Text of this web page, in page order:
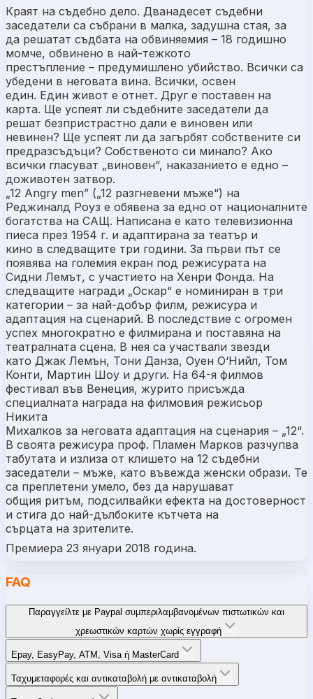
Краят на съдебно дело. Дванадесет съдебни
заседатели са събрани в малка, задушна стая, за
да решатат съдбата на обвиняемия – 18 годишно
момче, обвинено в най-тежкото
престъпление – предумишлено убийство. Всички са
убедени в неговата вина. Всички, освен
един. Един живот е отнет. Друг е поставен на
карта. Ще успеят ли съдебните заседатели да
решат безпристрастно дали е виновен или
невинен? Ще успеят ли да загърбят собствените си
предразсъдъци? Собственото си минало? Ако
всички гласуват „виновен“, наказанието е едно –
доживотен затвор.
„12 Angry men” („12 разгневени мъже“) на
Реджиналд Роуз е обявена за едно от националните
богатства на САЩ. Написана е като телевизионна
пиеса през 1954 г. и адаптирана за театър и
кино в следващите три години. За първи път се
появява на големия екран под режисурата на
Сидни Лемът, с участието на Хенри Фонда. На
следващите награди „Оскар“ е номиниран в три
категории – за най-добър филм, режисура и
адаптация на сценарий. В последствие с огромен
успех многократно е филмирана и поставяна на
театралната сцена. В нея са участвали звезди
като Джак Лемън, Тони Данза, Оуен О‘Нийл, Том
Конти, Мартин Шоу и други. На 64-я филмов
фестивал във Венеция, журито присъжда
специалната награда на филмовия режисьор
Никита
Михалков за неговата адаптация на сценария – „12“.
В своята режисура проф. Пламен Марков разчупва
табутата и излиза от клишето на 12 съдебни
заседатели – мъже, като въвежда женски образи. Те
са преплетени умело, без да нарушават
общия ритъм, подсилвайки ефекта на достоверност
и стига до най-дълбоките кътчета на
сърцата на зрителите.
Премиера 23 януари 2018 година.
FAQ
Παραγγείλτε με Paypal συμπεριλαμβανομένων πιστωτικών και
χρεωστικών καρτών χωρίς εγγραφή
Epay, EasyPay, ATM, Visa ή MasterCard
Ταχυμεταφορές και αντικαταβολή με αντικαταβολή